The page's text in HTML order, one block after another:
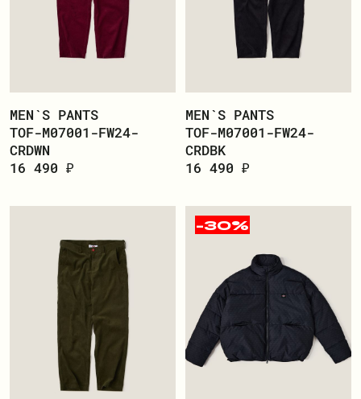
MEN`S PANTS
TOF-M07001-FW24-
CRDWN
16 490 ₽
MEN`S PANTS
TOF-M07001-FW24-
CRDBK
16 490 ₽
-30%